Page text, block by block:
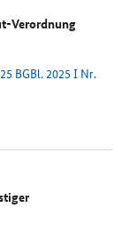
Verordnung
BGBl. 2025 I Nr.